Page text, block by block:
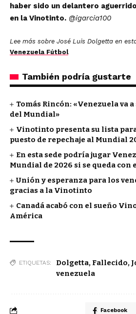
haber sido un delantero
en la Vinotinto. @igarcia100
Lee más sobre José Luis Dolgetta en
Venezuela Fútbol
También podría gustarte
Tomás Rincón: «Venezuela va
del Mundial»
Vinotinto presenta su lista
puesto de repechaje al Mundial
En esta sede podría jugar
Mundial de 2026 si se queda con
Unión y esperanza para los
gracias a la Vinotinto
Canadá acabó con el sueño
América
ETIQUETAS: Dolgetta, Fallecido,
venezuela
Facebook